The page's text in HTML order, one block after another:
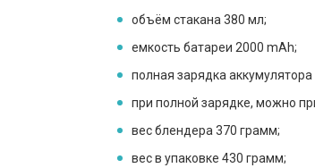
объём стакана 380 мл;
емкость батареи 2000 mAh;
полная зарядка аккумулятора
при полной зарядке, можно
вес блендера 370 грамм;
вес в упаковке 430 грамм;